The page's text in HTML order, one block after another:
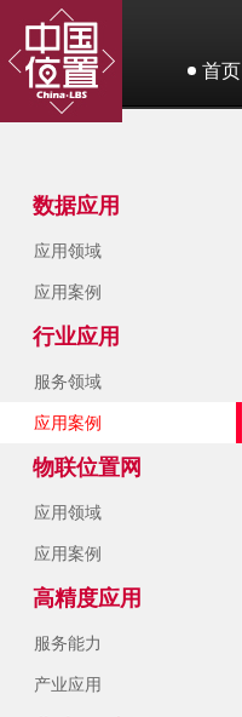
首页
数据应用
应用领域
应用案例
行业应用
服务领域
应用案例
物联位置网
应用领域
应用案例
高精度应用
服务能力
产业应用